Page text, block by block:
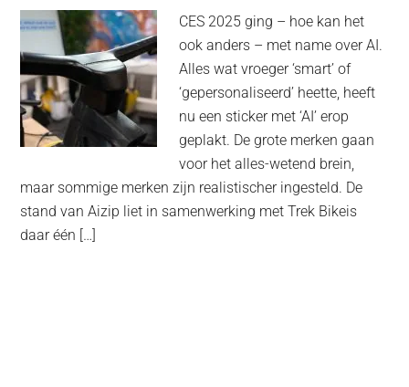
CES 2025 ging – hoe kan het
ook anders – met name over AI.
Alles wat vroeger ‘smart’ of
‘gepersonaliseerd’ heette, heeft
nu een sticker met ‘AI’ erop
geplakt. De grote merken gaan
voor het alles-wetend brein,
maar sommige merken zijn realistischer ingesteld. De
stand van Aizip liet in samenwerking met Trek Bikeis
daar één […]